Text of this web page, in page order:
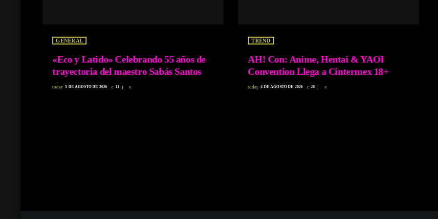
GENERAL
«Eco y Latido» Celebrando 55 años de
trayectoria del maestro Sabás Santos
today 5 DE AGOSTO DE 2026 11
TREND
AH! Con: Anime, Hentai & YAOI
Convention Llega a Cintermex 18+
today 4 DE AGOSTO DE 2026 28